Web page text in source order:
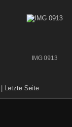
IMG 0913
Letzte Seite